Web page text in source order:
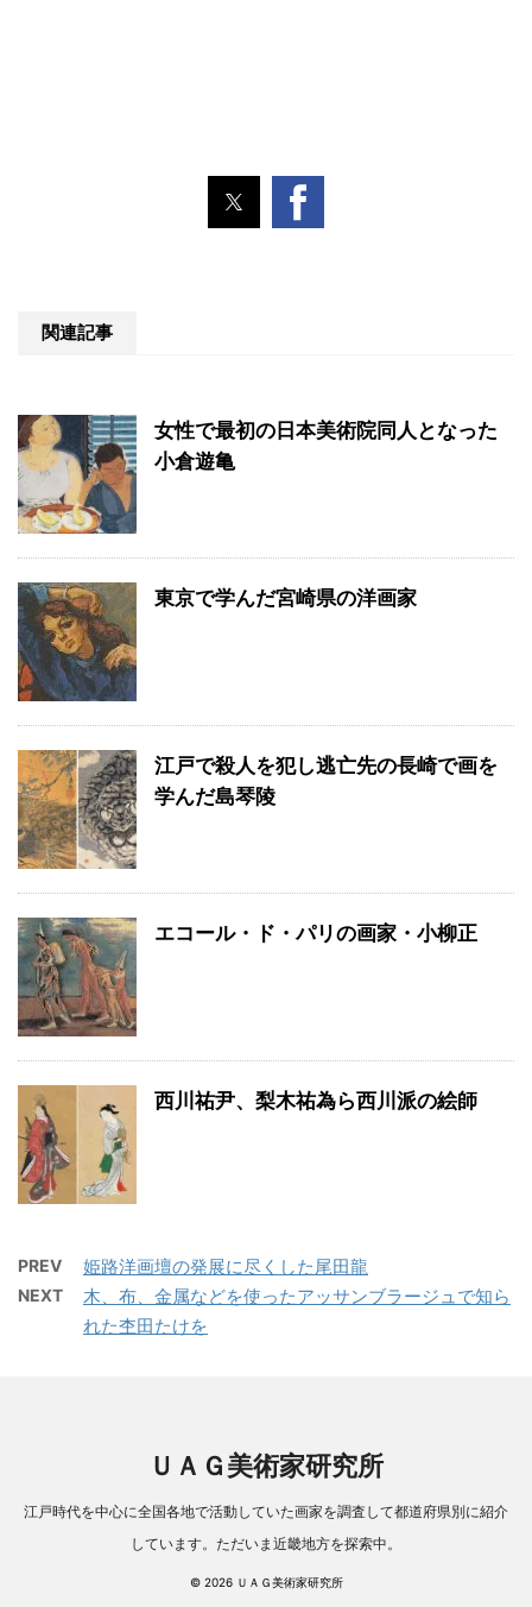
関連記事
女性で最初の日本美術院同人となった
小倉遊亀
東京で学んだ宮崎県の洋画家
江戸で殺人を犯し逃亡先の長崎で画を
学んだ島琴陵
エコール・ド・パリの画家・小柳正
西川祐尹、梨木祐為ら西川派の絵師
PREV 姫路洋画壇の発展に尽くした尾田龍
NEXT
木、布、金属などを使ったアッサンブラージュで知ら
れた杢田たけを
ＵＡＧ美術家研究所
江戸時代を中心に全国各地で活動していた画家を調査して都道府県別に紹介
しています。ただいま近畿地方を探索中。
© 2026 ＵＡＧ美術家研究所